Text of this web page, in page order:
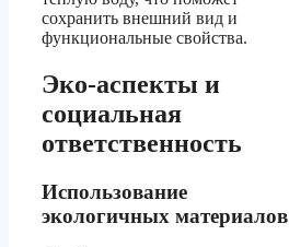
сохранить внешний вид и
функциональные свойства.
Эко-аспекты и
социальная
ответственность
Использование
экологичных материалов